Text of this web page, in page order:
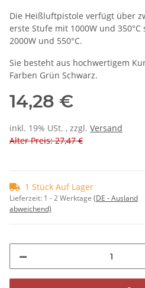
Die Heißluftpistole verfügt über
erste Stufe mit 1000W und
2000W und 550°C.
Sie besteht aus hochwertigem
Farben Grün Schwarz.
14,28 €
inkl. 19% USt. , zzgl. Versand
Alter Preis: 27,47 €
1 Stück Auf Lager
Lieferzeit: 1 - 2 Werktage (DE - Ausland
abweichend)